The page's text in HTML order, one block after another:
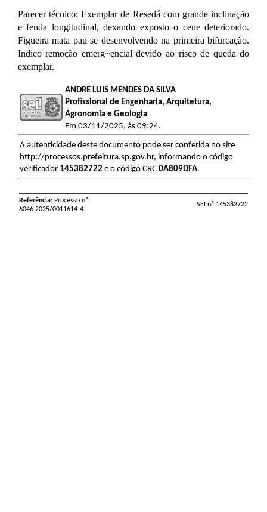
Parecer técnico: Exemplar de Resedá com grande inclinação
e fenda longitudinal, dexando exposto o cene deteriorado.
Figueira mata pau se desenvolvendo na primeira bifurcação.
Indico remoção emerg~encial devido ao risco de queda do
exemplar.
ANDRE LUIS MENDES DA SILVA
Profissional de Engenharia, Arquitetura,
Agronomia e Geologia
Em 03/11/2025, às 09:24.
A autenticidade deste documento pode ser conferida no site
http://processos.prefeitura.sp.gov.br, informando o código
verificador 145382722 e o código CRC 0A809DFA.
Referência:Processo nº
6046.2025/0011614-4
SEI nº 145382722